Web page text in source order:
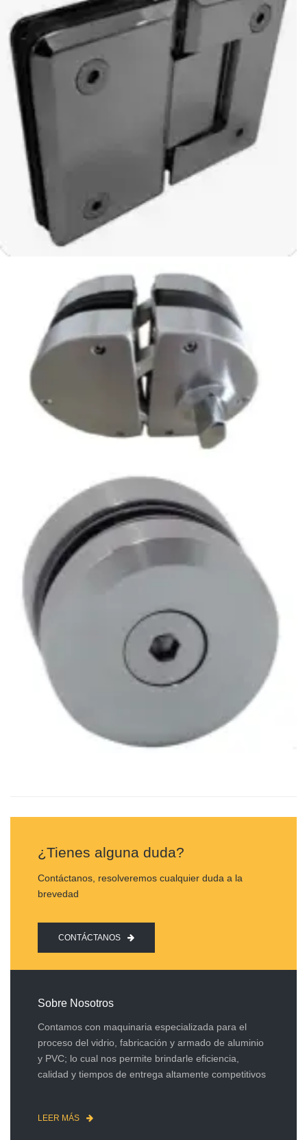
¿Tienes alguna duda?
Contáctanos, resolveremos cualquier duda a la
brevedad
CONTÁCTANOS
Sobre Nosotros
Contamos con maquinaria especializada para el
proceso del vidrio, fabricación y armado de aluminio
y PVC; lo cual nos permite brindarle eficiencia,
calidad y tiempos de entrega altamente competitivos
LEER MÁS